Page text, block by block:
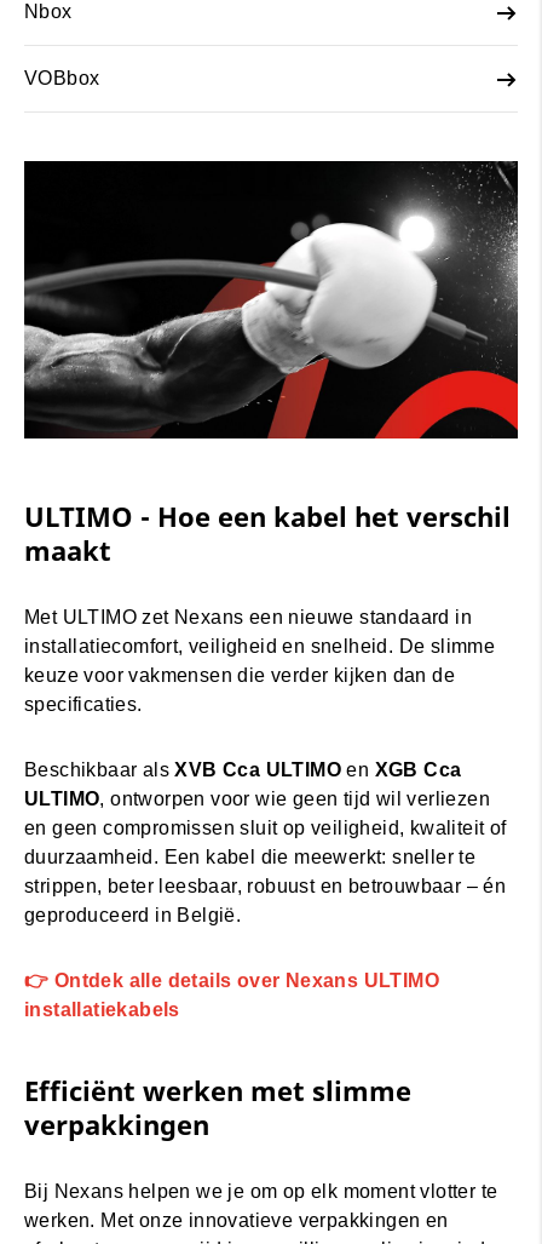
Nbox
VOBbox
ULTIMO - Hoe een kabel het verschil
maakt
Met ULTIMO zet Nexans een nieuwe standaard in
installatiecomfort, veiligheid en snelheid. De slimme
keuze voor vakmensen die verder kijken dan de
specificaties.
Beschikbaar alsXVB Cca ULTIMO en XGB Cca
ULTIMO, ontworpen voor wie geen tijd wil verliezen
en geen compromissen sluit op veiligheid, kwaliteit of
duurzaamheid. Een kabel die meewerkt: sneller te
strippen, beter leesbaar, robuust en betrouwbaar – én
geproduceerd in België.
👉 Ontdek alle details over Nexans ULTIMO
installatiekabels
Efficiënt werken met slimme
verpakkingen
Bij Nexans helpen we je om op elk moment vlotter te
werken. Met onze innovatieve verpakkingen en